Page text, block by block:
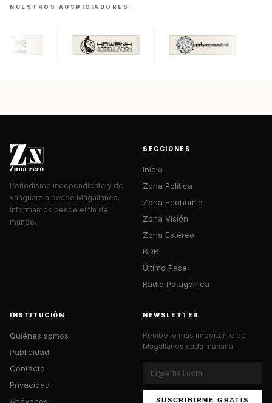
NUESTROS AUSPICIADORES
Periodismo independiente y de
vanguardia desde Magallanes.
Informamos desde el fin del
mundo.
SECCIONES
Inicio
Zona Política
Zona Economía
Zona Visión
Zona Estéreo
BDR
Último Pase
Radio Patagónica
INSTITUCIÓN
Quiénes somos
Publicidad
Contacto
Privacidad
Apóyanos
NEWSLETTER
Recibe lo más importante de
Magallanes cada mañana.
SUSCRIBIRME GRATIS